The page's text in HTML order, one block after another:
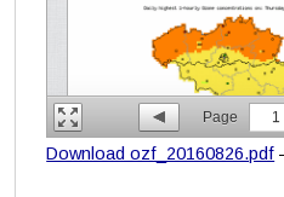
Page 1
Download ozf_20160826.pdf